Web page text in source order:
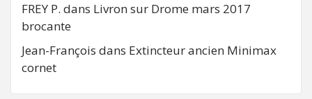
FREY P. dans Livron sur Drome mars 2017
brocante
Jean-François dans Extincteur ancien Minimax
cornet